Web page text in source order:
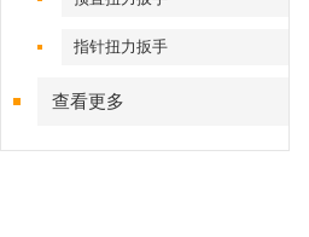
指针扭力扳手
查看更多